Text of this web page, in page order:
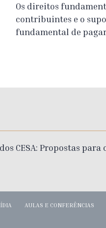
Os direitos
contribuintes e o
fundamental de
CESA: Propostas
AULAS E CONFERÊNCIAS